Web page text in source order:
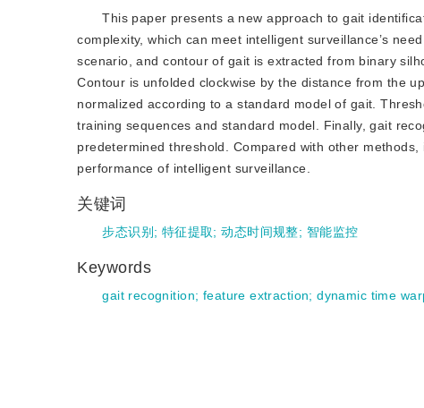
This paper presents a new approach to gait
complexity, which can meet intelligent surveillance’s
scenario, and contour of gait is extracted from binary
Contour is unfolded clockwise by the distance from the
normalized according to a standard model of gait.
training sequences and standard model. Finally, gait
predetermined threshold. Compared with other
performance of intelligent surveillance.
关键词
步态识别 ; 特征提取;动态时间规整; 智能监控
Keywords
gait recognition; feature extraction;dynamic time